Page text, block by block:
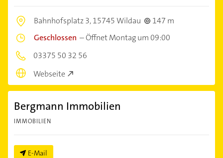
Bahnhofsplatz 3,15745 Wildau
147 m
Geschlossen –Öffnet Montag um 09:00
03375 50 32 56
Webseite
Bergmann Immobilien
IMMOBILIEN
E-Mail